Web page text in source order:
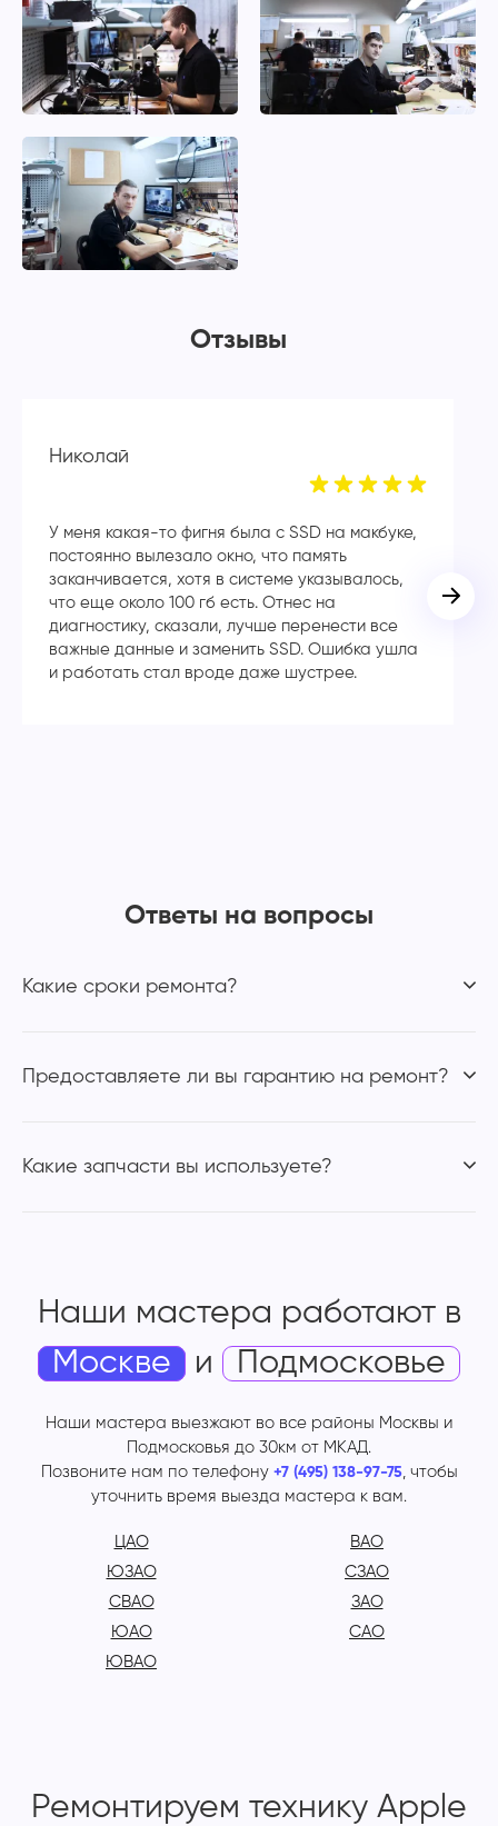
Отзывы
Николай
У меня какая-то фигня была с SSD на макбуке,
постоянно вылезало окно, что память
заканчивается, хотя в системе указывалось,
что еще около 100 гб есть. Отнес на
диагностику, сказали, лучше перенести все
важные данные и заменить SSD. Ошибка ушла
и работать стал вроде даже шустрее.
Ответы на вопросы
Какие сроки ремонта?
Предоставляете ли вы гарантию на ремонт?
Какие запчасти вы используете?
Наши мастера работают в
Москве
и Подмосковье
Наши мастера выезжают во все районы Москвы и
Подмосковья до 30км от МКАД.
Позвоните нам по телефону +7 (495) 138-97-75, чтобы
уточнить время выезда мастера к вам.
ЦАО
ЮЗАО
СВАО
ЮАО
ЮВАО
ВАО
СЗАО
ЗАО
САО
Ремонтируем технику Apple